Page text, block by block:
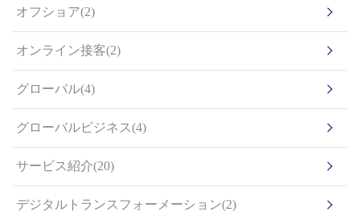
オフショア(2)
オンライン接客(2)
グローバル(4)
グローバルビジネス(4)
サービス紹介(20)
デジタルトランスフォーメーション(2)